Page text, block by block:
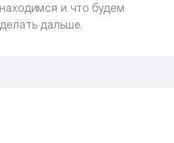
находимся и что будем
делать дальше.